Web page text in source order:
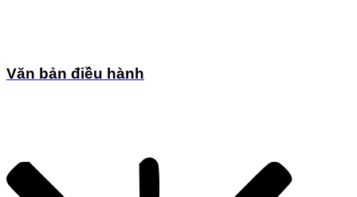
Văn bản điều hành